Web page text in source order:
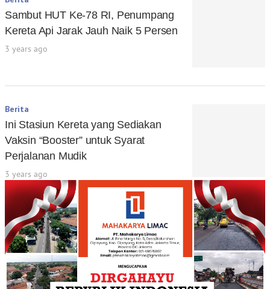
Sambut HUT Ke-78 RI, Penumpang
Kereta Api Jarak Jauh Naik 5 Persen
3 years ago
Berita
Ini Stasiun Kereta yang Sediakan
Vaksin “Booster” untuk Syarat
Perjalanan Mudik
3 years ago